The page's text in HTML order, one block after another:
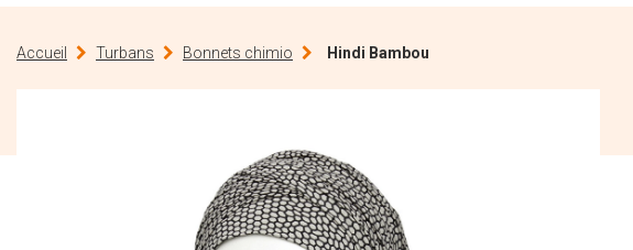
Accueil Turbans Bonnets chimio Hindi Bambou